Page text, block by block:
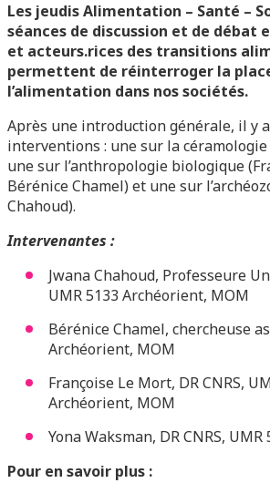
Les jeudis Alimentation – Santé –
séances de discussion et de débat
et acteurs.rices des transitions
permettent de réinterroger la
l’alimentation dans nos sociétés.
Après une introduction générale, il y
interventions : une sur la céramologie
une sur l’anthropologie biologique
Bérénice Chamel) et une sur
Chahoud).
Intervenantes :
Jwana Chahoud, Professeure
UMR 5133 Archéorient, MOM
Bérénice Chamel, chercheuse
Archéorient, MOM
Françoise Le Mort, DR CNRS,
Archéorient, MOM
Yona Waksman, DR CNRS, UMR
Pour en savoir plus :